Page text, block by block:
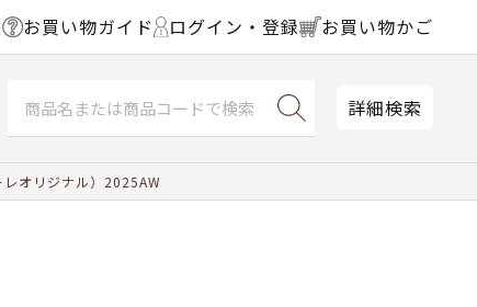
お買い物ガイド ログイン・登録 お買い物かご
詳細検索
オリジナル）2025AW